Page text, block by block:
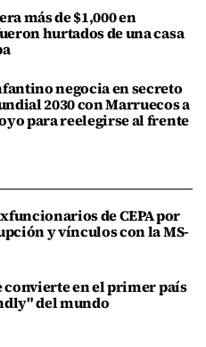
más de $1,000 en
hurtados de una casa
negocia en secreto
2030 con Marruecos a
para reelegirse al frente
de CEPA por
y vínculos con la MS-
convierte en el primer país
del mundo